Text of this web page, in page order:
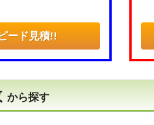
ード見積!!
から探す